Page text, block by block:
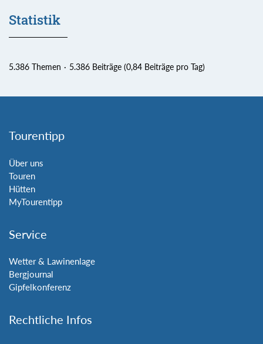
Statistik
5.386 Themen 5.386 Beiträge (0,84 Beiträge pro Tag)
Tourentipp
Über uns
Touren
Hütten
MyTourentipp
Service
Wetter & Lawinenlage
Bergjournal
Gipfelkonferenz
Rechtliche Infos